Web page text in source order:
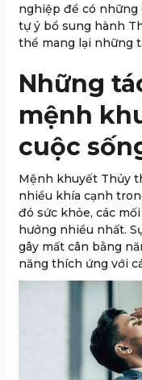
nghiệp để có những
tự ý bổ sung hành
thể mang lại những
Những
mệnh
cuộc
Mệnh khuyết Thủy
nhiều khía cạnh
đó sức khỏe, các
hưởng nhiều nhất.
gây mất cân bằng
năng thích ứng với